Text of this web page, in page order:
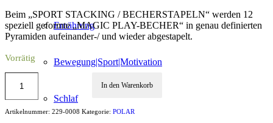
Ernährung
Bewegung|Sport|Motivation
Schlaf
Beim „SPORT STACKING / BECHERSTAPELN“ werden 12
speziell geformte „MAGIC PLAY-BECHER“ in genau definierten
Pyramiden aufeinander-/ und wieder abgestapelt.
Vorrätig
In den Warenkorb
Artikelnummer: 229-0008 Kategorie: POLAR